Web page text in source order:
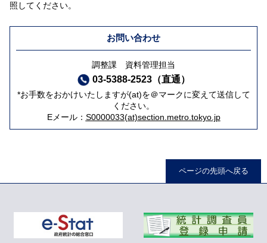
照してください。
お問い合わせ
調整課 資料管理担当
03-5388-2523（直通）
*お手数をおかけいたしますが(at)を＠マークに変えて送信して
ください。
Eメール： S0000033(at)section.metro.tokyo.jp
ページの先頭へ戻る